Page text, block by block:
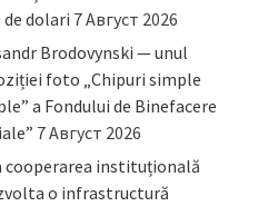
dolari 7 Август 2026
Brodovynski — unul
foto „Chipuri simple
a Fondului de Binefacere
7 Август 2026
cooperarea instituțională
o infrastructură